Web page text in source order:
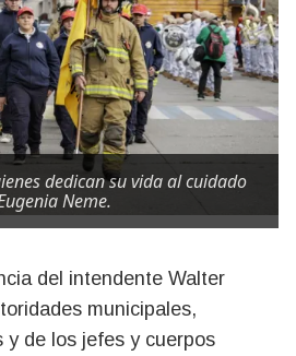
dedican su vida al cuidado
Neme.
municipales,
y de los jefes y cuerpos